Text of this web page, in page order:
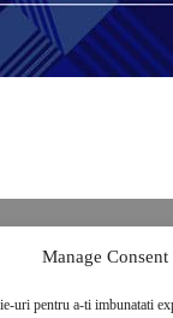
Manage Consent
uri pentru a-ti imbunatati